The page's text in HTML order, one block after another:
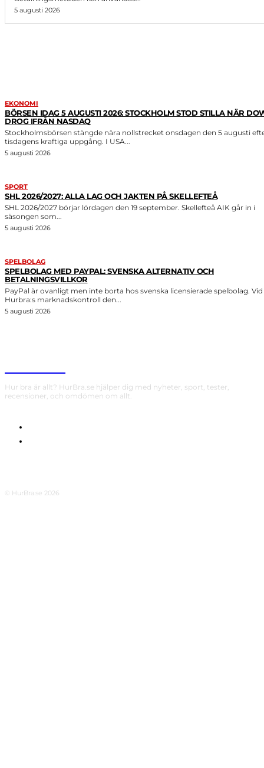
5 augusti 2026
EKONOMI
BÖRSEN IDAG 5 AUGUSTI 2026: STOCKHOLM STOD STILLA NÄR
DROG IFRÅN NASDAQ
Stockholmsbörsen stängde nära nollstrecket onsdagen den 5 augusti
tisdagens kraftiga uppgång. I USA...
5 augusti 2026
SPORT
SHL 2026/2027: ALLA LAG OCH JAKTEN PÅ SKELLEFTEÅ
SHL 2026/2027 börjar lördagen den 19 september. Skellefteå AIK går in i
säsongen som...
5 augusti 2026
SPELBOLAG
SPELBOLAG MED PAYPAL: SVENSKA ALTERNATIV OCH
BETALNINGSVILLKOR
PayPal är ovanligt men inte borta hos svenska licensierade spelbolag. Vid
Hurbra:s marknadskontroll den...
5 augusti 2026
Hur bra är allt? HurBra.se hjälper dig med nyheter, sport, tester,
recensioner, och omdömen om allt.
© HurBra.se 2026